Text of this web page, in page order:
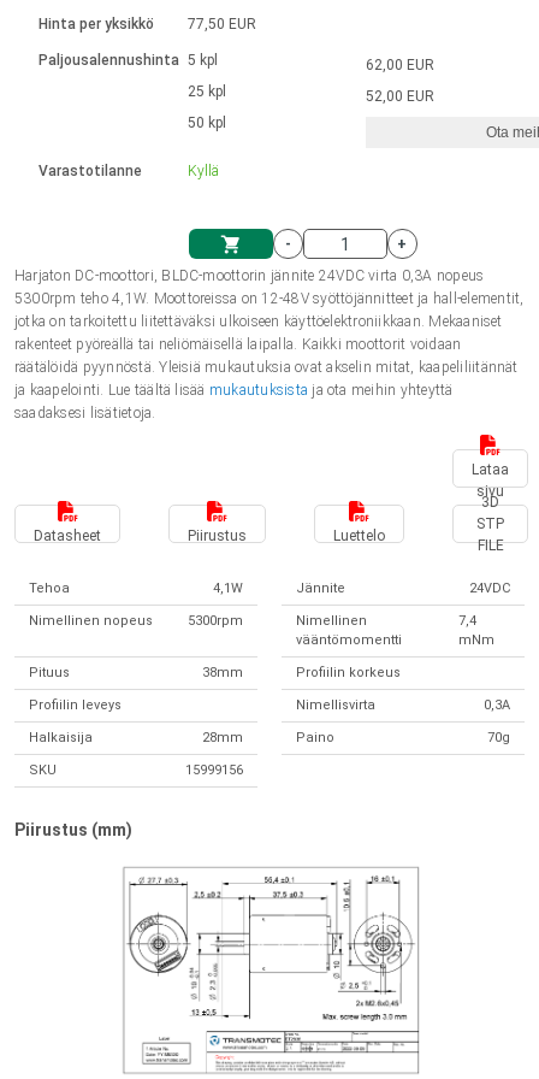
Yksikköjärjestelmä
Ostoskärry
Solenoidit
integroitu ohjain
Ø 28-42| 1-1400 rpm | <= 290 Ncm
Harjattomat tasavirtamoottorien
Harjatut DC-moottorin ajurit
DPWM-sarja
Askelmoottorien ajurit
Synchronous-Asynchronous | 1-4 toimilaitteelle
Synchronous-Asynchronous | 1-4 toimilaitteelle
Français (EUR)
Polski (EUR)
Norsk (NOK)
Suomi (EUR)
Hinta per yksikkö
Paljousalennushinta
Varastotilanne
77,50 EUR
5 kpl
25 kpl
50 kpl
Kyllä
62,00 EUR
52,00 EUR
Ota
-
+
Harjaton DC-moottori, BLDC-moottorin jännite 24VDC virta 0,3A nopeus
5300rpm teho 4,1W. Moottoreissa on 12-48V syöttöjännitteet ja hall-elementit,
jotka on tarkoitettu liitettäväksi ulkoiseen käyttöelektroniikkaan. Mekaaniset
rakenteet pyöreällä tai neliömäisellä laipalla. Kaikki moottorit voidaan
räätälöidä pyynnöstä. Yleisiä mukautuksia ovat akselin mitat, kaapeliliitännät
ja kaapelointi. Lue täältä lisää mukautuksista ja ota meihin yhteyttä
saadaksesi lisätietoja.
Lataa
sivu
Datasheet Piirustus Luettelo
3D
STP
FILE
Tehoa 4,1W Jännite 24VDC
Nimellinen nopeus 5300rpm
Nimellinen
vääntömomentti
7,4
mNm
Pituus 38mm Profiilin korkeus
Profiilin leveys Nimellisvirta 0,3A
Halkaisija 28mm Paino 70g
SKU 15999156
Piirustus (mm)